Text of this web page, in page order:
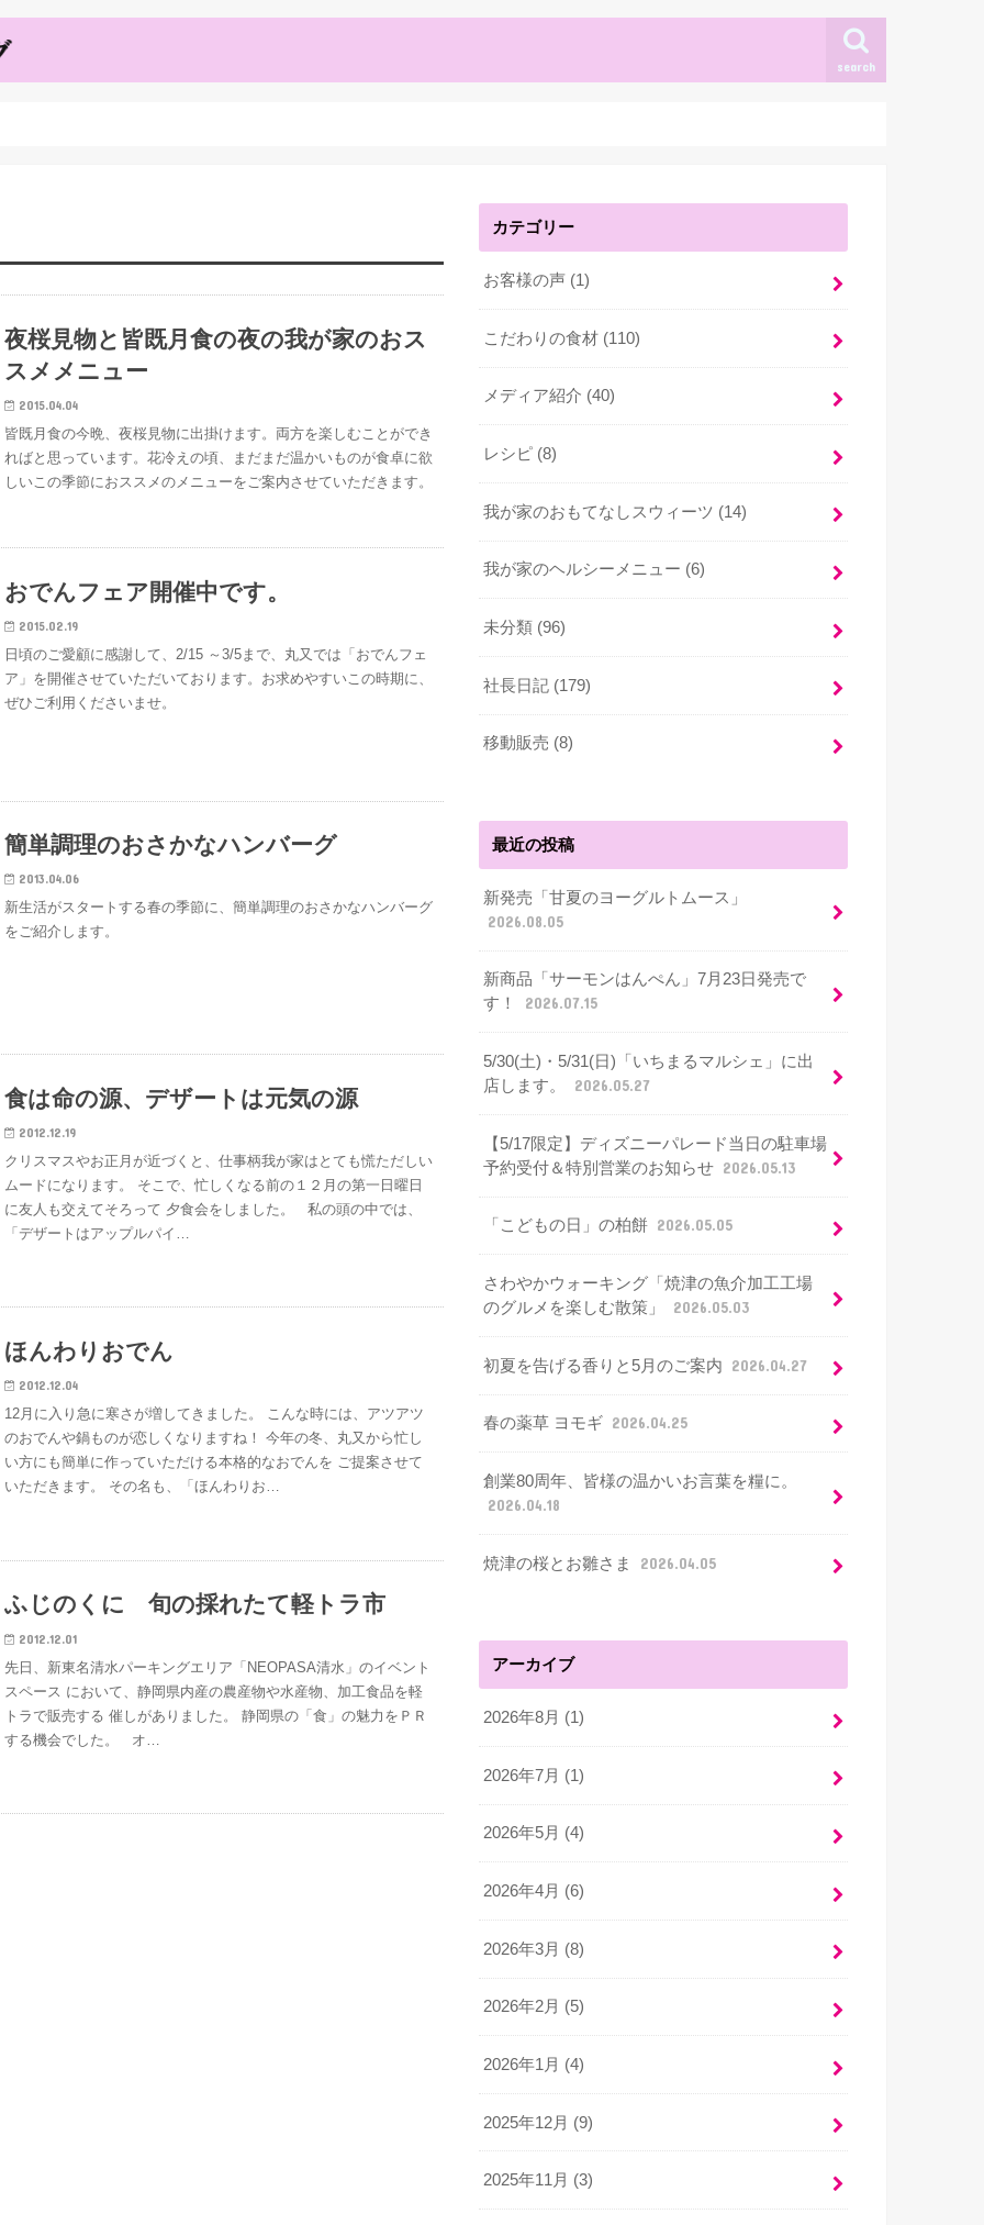
search
夜桜見物と皆既月食の夜の我が家のおス
スメメニュー
2015.04.04
皆既月食の今晩、夜桜見物に出掛けます。両方を楽しむことができ
ればと思っています。花冷えの頃、まだまだ温かいものが食卓に欲
しいこの季節におススメのメニューをご案内させていただきます。
おでんフェア開催中です。
2015.02.19
日頃のご愛顧に感謝して、2/15 ～3/5まで、丸又では「おでんフェ
ア」を開催させていただいております。お求めやすいこの時期に、
ぜひご利用くださいませ。
簡単調理のおさかなハンバーグ
2013.04.06
新生活がスタートする春の季節に、簡単調理のおさかなハンバーグ
をご紹介します。
食は命の源、デザートは元気の源
2012.12.19
クリスマスやお正月が近づくと、仕事柄我が家はとても慌ただしい
ムードになります。 そこで、忙しくなる前の１２月の第一日曜日
に友人も交えてそろって 夕食会をしました。 私の頭の中では、
「デザートはアップルパイ…
ほんわりおでん
2012.12.04
12月に入り急に寒さが増してきました。 こんな時には、アツアツ
のおでんや鍋ものが恋しくなりますね！ 今年の冬、丸又から忙し
い方にも簡単に作っていただける本格的なおでんを ご提案させて
いただきます。 その名も、「ほんわりお…
ふじのくに 旬の採れたて軽トラ市
2012.12.01
先日、新東名清水パーキングエリア「NEOPASA清水」のイベント
スペース において、静岡県内産の農産物や水産物、加工食品を軽
トラで販売する 催しがありました。 静岡県の「食」の魅力をＰＲ
する機会でした。 オ…
カテゴリー
お客様の声 (1)
こだわりの食材 (110)
メディア紹介 (40)
レシピ (8)
我が家のおもてなしスウィーツ (14)
我が家のヘルシーメニュー (6)
未分類 (96)
社長日記 (179)
移動販売 (8)
最近の投稿
新発売「甘夏のヨーグルトムース」
2026.08.05
新商品「サーモンはんぺん」7月23日発売で
す！
2026.07.15
5/30(土)・5/31(日)「いちまるマルシェ」に出
店します。
2026.05.27
【5/17限定】ディズニーパレード当日の駐車場
予約受付＆特別営業のお知らせ 2026.05.13
「こどもの日」の柏餅 2026.05.05
さわやかウォーキング「焼津の魚介加工工場
のグルメを楽しむ散策」
2026.05.03
初夏を告げる香りと5月のご案内 2026.04.27
春の薬草 ヨモギ 2026.04.25
創業80周年、皆様の温かいお言葉を糧に。
2026.04.18
焼津の桜とお雛さま 2026.04.05
アーカイブ
2026年8月 (1)
2026年7月 (1)
2026年5月 (4)
2026年4月 (6)
2026年3月 (8)
2026年2月 (5)
2026年1月 (4)
2025年12月 (9)
2025年11月 (3)